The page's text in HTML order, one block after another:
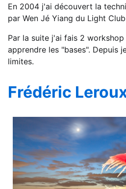
En 2004 j'ai découvert la
par Wen Jé Yiang du Light
Par la suite j'ai fais 2
apprendre les "bases". Depuis
limites.
Frédéric